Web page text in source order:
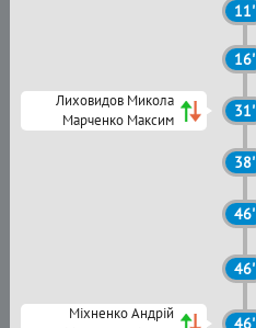
11'
16'
Лиховидов Микола
Марченко Максим
31'
38'
46'
46'
Міхненко Андрій
46'